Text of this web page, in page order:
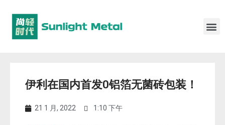
伊利在国内首发0铝箔无菌砖包装！
21 1 月, 2022 1:10 下午